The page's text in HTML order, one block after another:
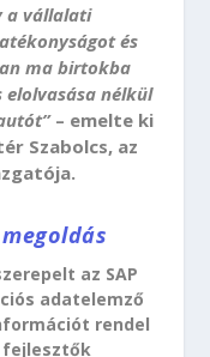
a vállalati
és
ma birtokba
elolvasása nélkül
– emelte ki
Szabolcs, az
az SAP
adatelemző
rendel
fejlesztők